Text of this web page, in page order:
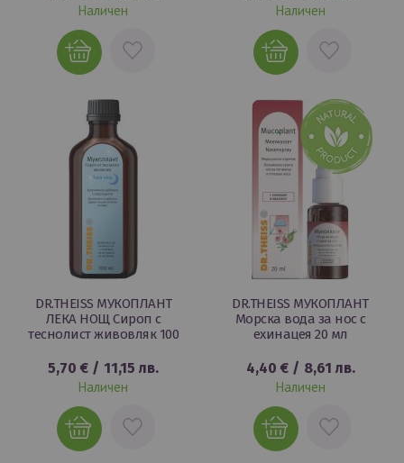
Наличен
ДОБАВИ
Наличен
ДОБАВИ
ЛЮБИМИ
DR.THEISS МУКОПЛАНТ
ЛЕКА НОЩ Сироп с
теснолист живовляк 100
5,70 € / 11,15 лв.
Наличен
ДОБАВИ
DR.THEISS МУКОПЛАНТ
Морска вода за нос с
ехинацея 20 мл
4,40 €/ 8,61 лв.
Наличен
ДОБАВИ